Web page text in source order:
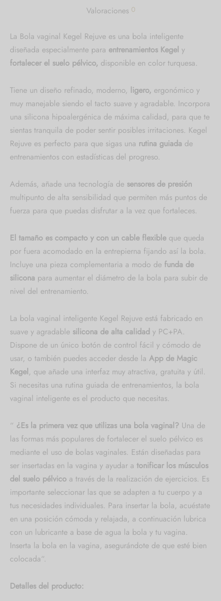
Valoraciones 0
La Bola vaginal Kegel Rejuve es una bola inteligente
diseñada especialmente para entrenamientos Kegel y
fortalecer el suelo pélvico, disponible en color turquesa.
Tiene un diseño refinado, moderno, ligero, ergonómico y
muy manejable siendo el tacto suave y agradable. Incorpora
una silicona hipoalergénica de máxima calidad, para que te
sientas tranquila de poder sentir posibles irritaciones. Kegel
Rejuve es perfecto para que sigas una rutina guiada de
entrenamientos con estadísticas del progreso.
Además, añade una tecnología de sensores de presión
multipunto de alta sensibilidad que permiten más puntos de
fuerza para que puedas disfrutar a la vez que fortaleces.
El tamaño es compacto y con un cable flexible que queda
por fuera acomodado en la entrepierna fijando así la bola.
Incluye una pieza complementaria a modo de funda de
silicona para aumentar el diámetro de la bola para subir de
nivel del entrenamiento.
La bola vaginal inteligente Kegel Rejuve está fabricado en
suave y agradable silicona de alta calidad y PC+PA.
Dispone de un único botón de control fácil y cómodo de
usar, o también puedes acceder desde la App de Magic
Kegel, que añade una interfaz muy atractiva, gratuita y útil.
Si necesitas una rutina guiada de entrenamientos, la bola
vaginal inteligente es el producto que necesitas.
“ ¿Es la primera vez que utilizas una bola vaginal? Una de
las formas más populares de fortalecer el suelo pélvico es
mediante el uso de bolas vaginales. Están diseñadas para
ser insertadas en la vagina y ayudar a tonificar los músculos
del suelo pélvico a través de la realización de ejercicios. Es
importante seleccionar las que se adapten a tu cuerpo y a
tus necesidades individuales. Para insertar la bola, acuéstate
en una posición cómoda y relajada, a continuación lubrica
con un lubricante a base de agua la bola y tu vagina.
Inserta la bola en la vagina, asegurándote de que esté bien
colocada“.
Detalles del producto: